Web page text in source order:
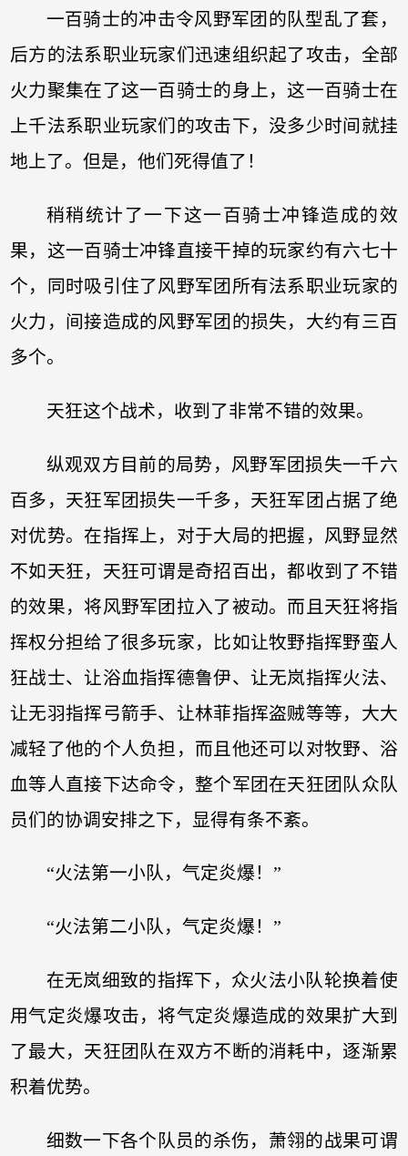
一百骑士的冲击令风野军团的队型乱了套，
后方的法系职业玩家们迅速组织起了攻击，全部
火力聚集在了这一百骑士的身上，这一百骑士在
上千法系职业玩家们的攻击下，没多少时间就挂
地上了。但是，他们死得值了！
稍稍统计了一下这一百骑士冲锋造成的效
果，这一百骑士冲锋直接干掉的玩家约有六七十
个，同时吸引住了风野军团所有法系职业玩家的
火力，间接造成的风野军团的损失，大约有三百
多个。
天狂这个战术，收到了非常不错的效果。
纵观双方目前的局势，风野军团损失一千六
百多，天狂军团损失一千多，天狂军团占据了绝
对优势。在指挥上，对于大局的把握，风野显然
不如天狂，天狂可谓是奇招百出，都收到了不错
的效果，将风野军团拉入了被动。而且天狂将指
挥权分担给了很多玩家，比如让牧野指挥野蛮人
狂战士、让浴血指挥德鲁伊、让无岚指挥火法、
让无羽指挥弓箭手、让林菲指挥盗贼等等，大大
减轻了他的个人负担，而且他还可以对牧野、浴
血等人直接下达命令，整个军团在天狂团队众队
员们的协调安排之下，显得有条不紊。
“火法第一小队，气定炎爆！”
“火法第二小队，气定炎爆！”
在无岚细致的指挥下，众火法小队轮换着使
用气定炎爆攻击，将气定炎爆造成的效果扩大到
了最大，天狂团队在双方不断的消耗中，逐渐累
积着优势。
细数一下各个队员的杀伤，萧翎的战果可谓